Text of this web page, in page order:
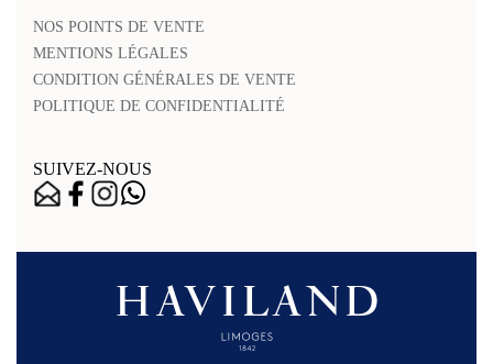
NOS POINTS DE VENTE
MENTIONS LÉGALES
CONDITION GÉNÉRALES DE VENTE
POLITIQUE DE CONFIDENTIALITÉ
SUIVEZ-NOUS